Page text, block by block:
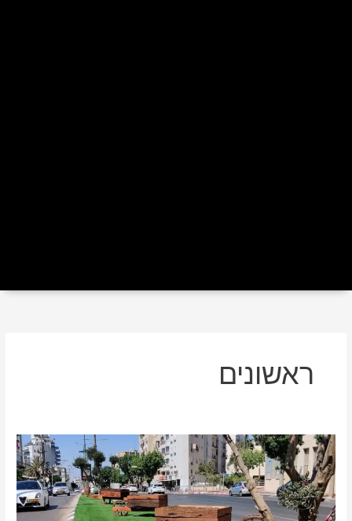
ראשונים
שדרוג
חדש
ברחוב
הרצל,
פריימן